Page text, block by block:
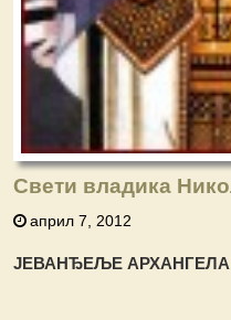
Свети владика
април 7, 2012
ЈЕВАНЂЕЉЕ